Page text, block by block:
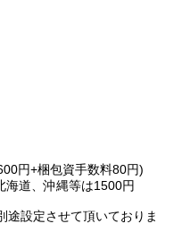
円+梱包資手数料80円)
道、沖縄等は1500円
途設定させて頂いておりま